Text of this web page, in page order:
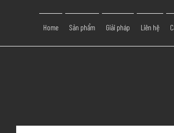
Home Sản phẩm Giải pháp Liên hệ